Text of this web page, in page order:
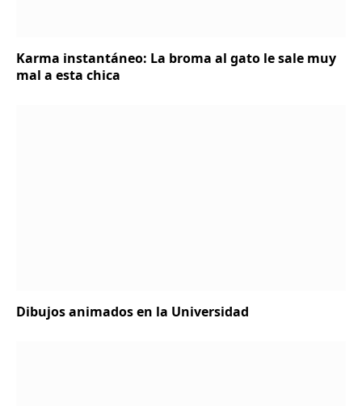
Karma instantáneo: La broma al gato le sale muy
mal a esta chica
Dibujos animados en la Universidad